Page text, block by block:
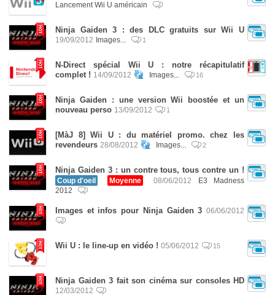
Lancement Wii U américain
Ninja Gaiden 3 : des DLC gratuits sur Wii U
19/09/2012 Images... 1
N-Direct spécial Wii U : notre récapitulatif
complet ! 14/09/2012 Images... 16
Ninja Gaiden : une version Wii boostée et un
nouveau perso 13/09/2012 1
[MàJ 8] Wii U : du matériel promo. chez les
revendeurs 28/08/2012 Images... 2
Ninja Gaiden 3 : un contre tous, tous contre un !
Coup d'oeil Moyenne 08/06/2012
E3 Madness
2012
Images et infos pour Ninja Gaiden 3 06/06/2012
Wii U : le line-up en vidéo ! 05/06/2012 15
Ninja Gaiden 3 fait son cinéma sur consoles HD
12/03/2012